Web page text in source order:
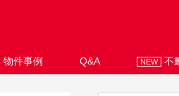
物件事例 Q&A NEW 不